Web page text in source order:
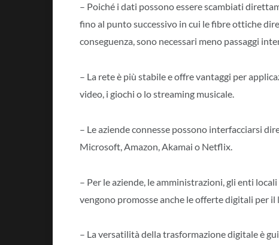
– Poiché i dati possono essere scambiati
fino al punto successivo in cui le fibre ottiche
conseguenza, sono necessari meno passaggi
– La rete è più stabile e offre vantaggi per
video, i giochi o lo streaming musicale.
– Le aziende connesse possono interfacciarsi
Microsoft, Amazon, Akamai o Netflix.
– Per le aziende, le amministrazioni, gli enti
vengono promosse anche le offerte digitali per il
– La versatilità della trasformazione digitale è